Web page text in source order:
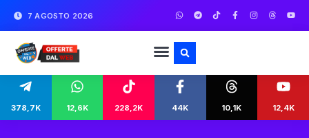
7 AGOSTO 2026
378,7K 12,6K 228,2K 44K 10,1K 12,4K